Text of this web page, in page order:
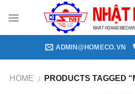
ADMIN@HOMECO.VN
HOME / PRODUCTS TAGGED